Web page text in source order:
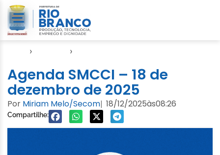
› ›
Agenda SMCCI – 18 de
dezembro de 2025
Por Miriam Melo/Secom| 18/12/2025às08:26
Compartilhe: